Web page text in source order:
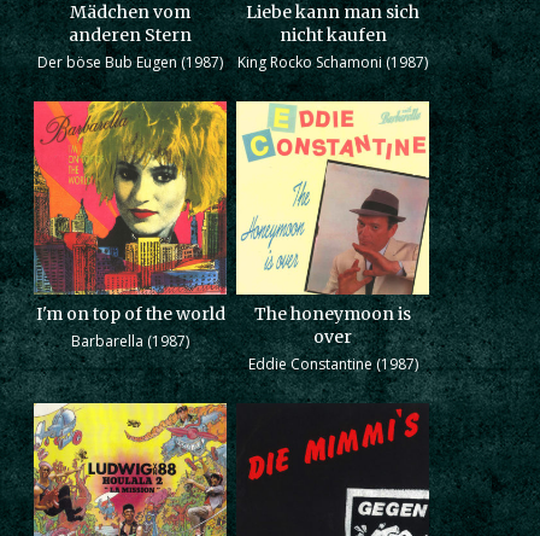
Mädchen vom
anderen Stern
Der böse Bub Eugen (1987)
Liebe kann man sich
nicht kaufen
King Rocko Schamoni (1987)
I'm on top of the world
Barbarella (1987)
The honeymoon is
over
Eddie Constantine (1987)